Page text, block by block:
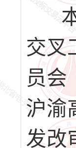
交叉
员会
沪渝
发改